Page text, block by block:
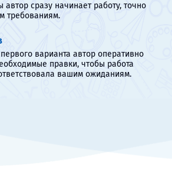
автор сразу начинает работу, точно
требованиям.
варианта автор оперативно
правки, чтобы работа
вашим ожиданиям.